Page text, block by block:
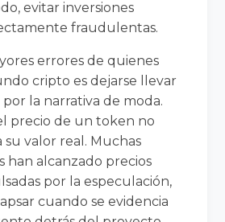
evitar inversiones
fraudulentas.
errores de quienes
cripto es dejarse llevar
la narrativa de moda.
precio de un token no
su valor real. Muchas
han alcanzado precios
por la especulación,
cuando se evidencia